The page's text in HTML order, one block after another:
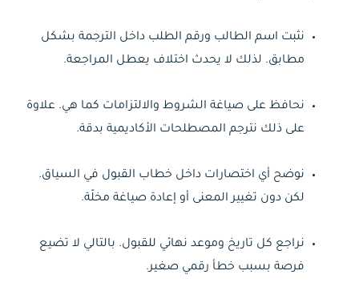
نثبت اسم الطالب ورقم الطلب داخل الترجمة بشكل
مطابق. لذلك لا يحدث اختلاف يعطل المراجعة.
نحافظ على صياغة الشروط والالتزامات كما هي. علاوة
على ذلك نترجم المصطلحات الأكاديمية بدقة.
نوضح أي اختصارات داخل خطاب القبول في السياق.
لكن دون تغيير المعنى أو إعادة صياغة مخلّة.
نراجع كل تاريخ وموعد نهائي للقبول. بالتالي لا تضيع
فرصة بسبب خطأ رقمي صغير.